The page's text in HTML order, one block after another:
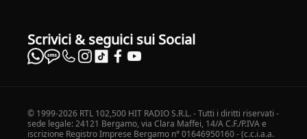
Scrivici & seguici sui Social
© 1999-2026 RTL 102,500 HIT RADIO S.R.L. - Tutti i diritti riservati -
sede legale: 24121 Bergamo, via Clara Maffei, 14/A C.F./P.IVA e
iscrizione Registro Imprese Bergamo n° 01646950160 - (c.c.i.a.a.